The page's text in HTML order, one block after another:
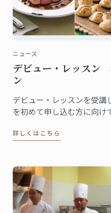
ニュース
デビュー・レッスン
ン
デビュー・レッスンを受講
を初めて申し込む方に向け
詳しくはこちら